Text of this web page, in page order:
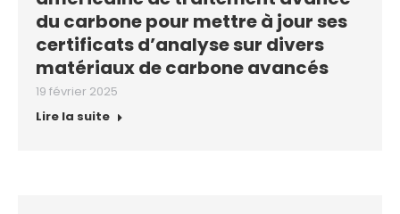
du carbone pour mettre à jour ses
certificats d’analyse sur divers
matériaux de carbone avancés
19 février 2025
Lire la suite